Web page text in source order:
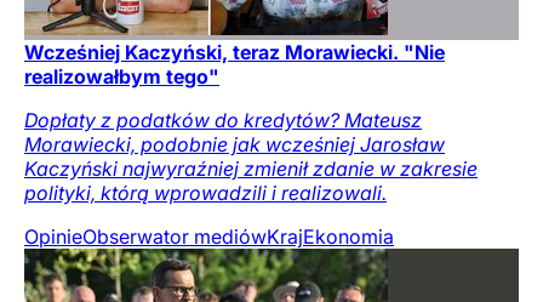
Wcześniej Kaczyński, teraz Morawiecki. "Nie
realizowałbym tego"
Dopłaty z podatków do kredytów? Mateusz
Morawiecki, podobnie jak wcześniej Jarosław
Kaczyński najwyraźniej zmienił zdanie w zakresie
polityki, którą wprowadzili i realizowali.
OpinieObserwator mediówKrajEkonomia